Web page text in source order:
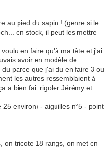
au pied du sapin ! (genre si le
en stock, il peut les mettre
en faire qu'à ma tête et j'ai
avoir en modèle de
parce que j'ai du en faire 3 ou
les autres ressemblaient à
a bien fait rigoler Jérémy et
environ) - aiguilles n°5 - point
on tricote 18 rangs, on met en